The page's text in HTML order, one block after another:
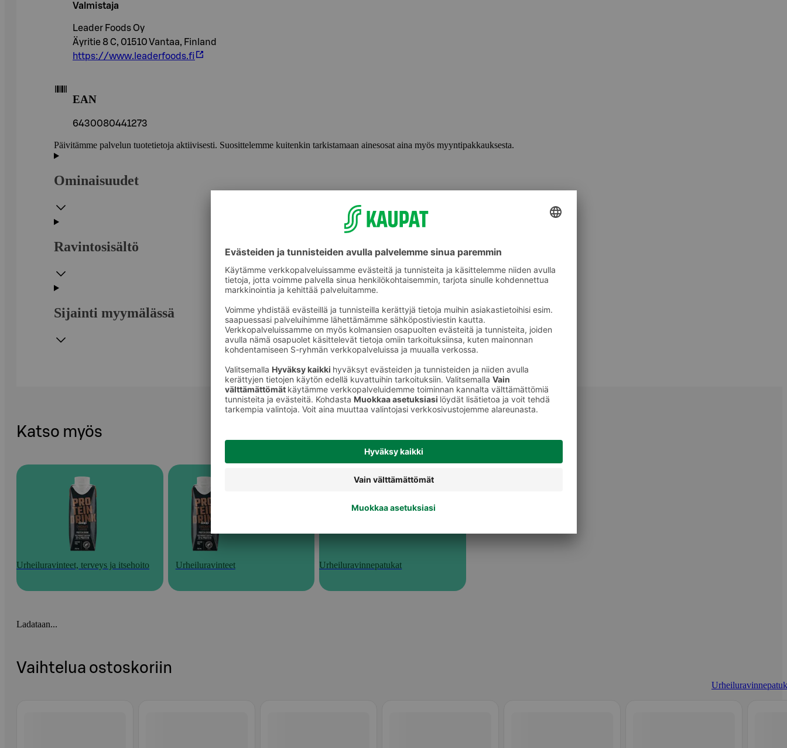
Valmistaja
Leader Foods Oy
Äyritie 8 C, 01510 Vantaa, Finland
https://www.leaderfoods.fi
EAN
6430080441273
Päivitämme palvelun tuotetietoja aktiivisesti. Suosittelemme kuitenkin tarkistamaan ainesosat aina myös myyntipakkauksesta.
Ominaisuudet
Ravintosisältö
Sijainti myymälässä
Katso myös
Urheiluravinteet, terveys ja itsehoito Urheiluravinteet Urheiluravinnepatukat
Ladataan...
Vaihtelua ostoskoriin